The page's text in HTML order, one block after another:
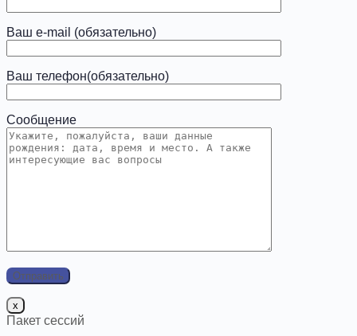
Ваш e-mail (обязательно)
Ваш телефон(обязательно)
Сообщение
x
Пакет сессий